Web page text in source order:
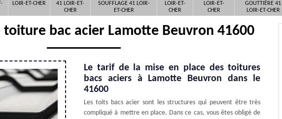
LOIR-ET-CHER
41 LOIR-ET-
CHER
SOUFFLAGE 41 LOIR-
ET-CHER
LOIR-ET-
CHER
LOIR-ET-
CHER
GOUTTIÈRE 41
LOIR-ET-CHER
toiture bac acier Lamotte Beuvron 41600
Le tarif de la mise en place des toitures
bacs aciers à Lamotte Beuvron dans le
41600
Les toits bacs acier sont les structures qui peuvent être très
compliqué à mettre en place. Dans ce cas, vous êtes obligé de